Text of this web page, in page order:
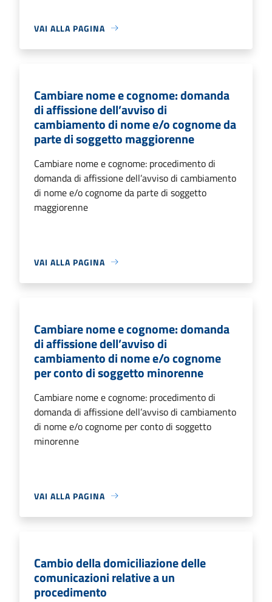
VAI ALLA PAGINA
Cambiare nome e cognome: domanda
di affissione dell’avviso di
cambiamento di nome e/o cognome da
parte di soggetto maggiorenne
Cambiare nome e cognome: procedimento di
domanda di affissione dell’avviso di cambiamento
di nome e/o cognome da parte di soggetto
maggiorenne
VAI ALLA PAGINA
Cambiare nome e cognome: domanda
di affissione dell’avviso di
cambiamento di nome e/o cognome
per conto di soggetto minorenne
Cambiare nome e cognome: procedimento di
domanda di affissione dell’avviso di cambiamento
di nome e/o cognome per conto di soggetto
minorenne
VAI ALLA PAGINA
Cambio della domiciliazione delle
comunicazioni relative a un
procedimento